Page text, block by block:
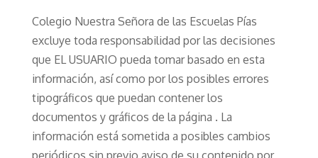
Colegio Nuestra Señora de las Escuelas Pías
excluye toda responsabilidad por las decisiones
que EL USUARIO pueda tomar basado en esta
información, así como por los posibles errores
tipográficos que puedan contener los
documentos y gráficos de la página . La
información está sometida a posibles cambios
periódicos sin previo aviso de su contenido por